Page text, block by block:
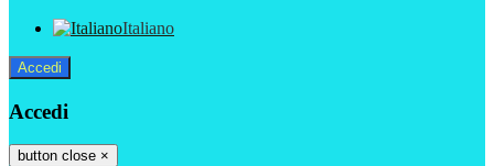
Italiano
Accedi
Accedi
button close ×